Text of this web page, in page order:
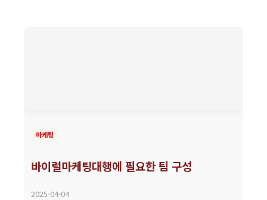
마케팅
바이럴마케팅대행에 필요한 팀 구성
2025-04-04